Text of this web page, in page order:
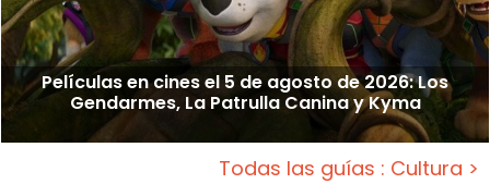
Películas en cines el 5 de agosto de 2026: Los
Gendarmes, La Patrulla Canina y Kyma
Todas las guías : Cultura >